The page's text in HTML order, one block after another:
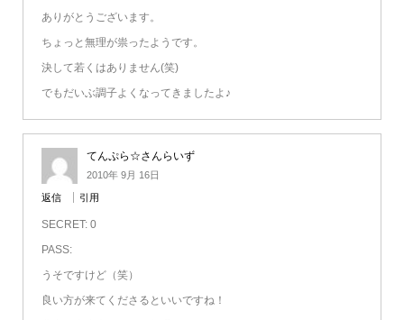
ありがとうございます。
ちょっと無理が祟ったようです。
決して若くはありません(笑)
でもだいぶ調子よくなってきましたよ♪
てんぷら☆さんらいず
2010年 9月 16日
返信 引用
SECRET: 0
PASS:
うそですけど（笑）
良い方が来てくださるといいですね！